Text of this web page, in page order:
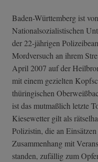
Baden-Württemberg ist
Nationalsozialistischen
der 22-jährigen
Mordversuch an ihrem
April 2007 auf der
mit einem gezielten
thüringischen
ist das mutmaßlich letzte
Kiesewetter gilt als
Polizistin, die an
Zusammenhang mit
standen, zufällig zum